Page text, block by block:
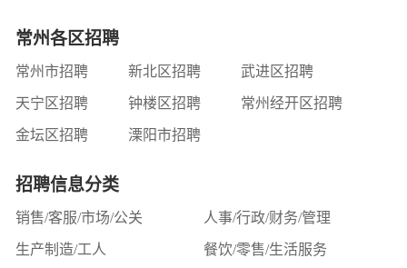
常州各区招聘
常州市招聘 新北区招聘 武进区招聘
天宁区招聘 钟楼区招聘 常州经开区招聘
金坛区招聘 溧阳市招聘
招聘信息分类
销售/客服/市场/公关 人事/行政/财务/管理
生产制造/工人 餐饮/零售/生活服务
长按或截图扫码关注
接收更多招聘信息